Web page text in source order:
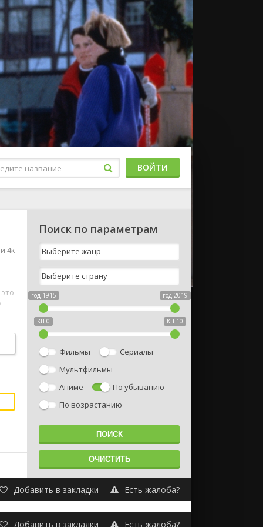
ВОЙТИ
4к
Поиск по параметрам
год 1915 год 2019
КП 0 КП 10
Фильмы
Сериалы
Мультфильмы
Аниме
По убыванию
По возрастанию
Добавить в закладки Есть жалоба?
Добавить в закладки Есть жалоба?